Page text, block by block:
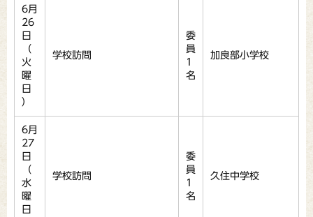
6月
26
日
（
火
曜
日
）
学校訪問
委
員
1
名
加良部小学校
6月
27
日
（
水
曜
日
学校訪問
委
員
1
名
久住中学校